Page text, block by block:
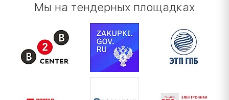
Мы на тендерных площадках